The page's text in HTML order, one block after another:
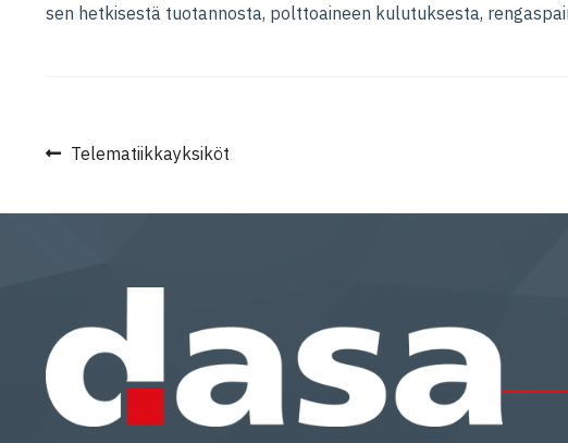
sen hetkisestä tuotannosta, polttoaineen kulutuksesta,
Artikkelien
selaus
Edellinen
Telematiikkayksiköt